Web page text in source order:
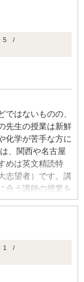
5 /
はないものの、
先生の授業は新鮮
化学が苦手な方に
、関西や名古屋
めは英文精読特
志望者）です。講
合う講師の授業を
きく学力を伸ばせ
り合いませんでし
ば力がつきま
く、自習時間を
1 /